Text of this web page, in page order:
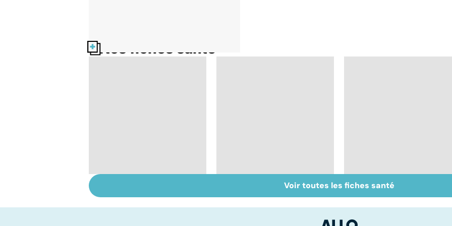
Nos fiches santé
Morphine : sois sage
ô ma douleur
Tout savoir sur les
infections
Voir toutes les fiches santé